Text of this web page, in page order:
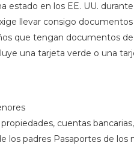
en los EE. UU.
llevar consigo
que tengan documentos
una tarjeta verde o una
cuentas
los padres Pasaportes de los